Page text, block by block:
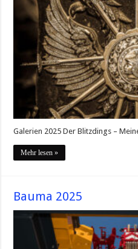
Galerien 2025 Der Blitzdings –
Mehr lesen »
Bauma 2025